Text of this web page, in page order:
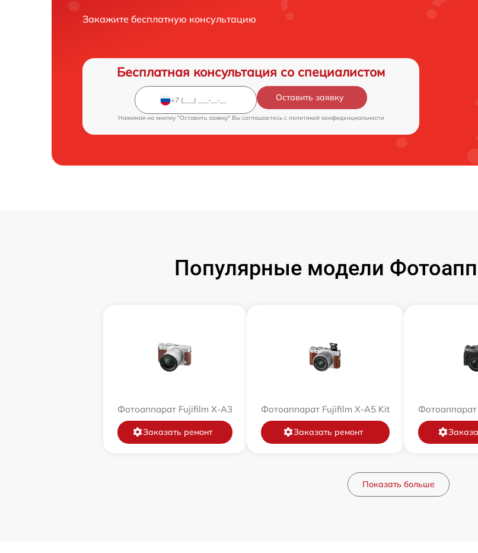
Закажите бесплатную консультацию
Бесплатная консультация со специалистом
Оставить заявку
Нажимая на кнопку "Оставить заявку" Вы соглашаетесь c политикой конфиденциальности
Популярные модели
Фотоаппарат Fujifilm X-A3
Заказать ремонт
Фотоаппарат Fujifilm X-A5 Kit
Заказать ремонт
Показать больше